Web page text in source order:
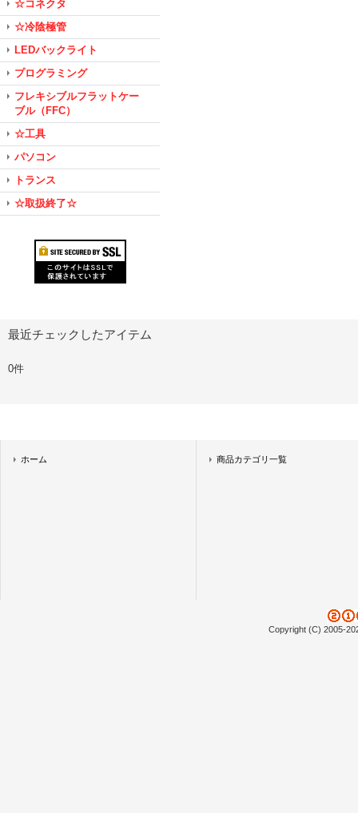
☆コネクタ
☆冷陰極管
LEDバックライト
プログラミング
フレキシブルフラットケー
ブル（FFC）
☆工具
パソコン
トランス
☆取扱終了☆
最近チェックしたアイテム
0件
ホーム 商品カテゴリ一覧
Copyright (C) 2005-